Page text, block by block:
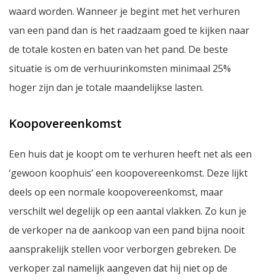
waard worden. Wanneer je begint met het verhuren
van een pand dan is het raadzaam goed te kijken naar
de totale kosten en baten van het pand. De beste
situatie is om de verhuurinkomsten minimaal 25%
hoger zijn dan je totale maandelijkse lasten.
Koopovereenkomst
Een huis dat je koopt om te verhuren heeft net als een
‘gewoon koophuis’ een koopovereenkomst. Deze lijkt
deels op een normale koopovereenkomst, maar
verschilt wel degelijk op een aantal vlakken. Zo kun je
de verkoper na de aankoop van een pand bijna nooit
aansprakelijk stellen voor verborgen gebreken. De
verkoper zal namelijk aangeven dat hij niet op de